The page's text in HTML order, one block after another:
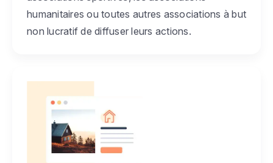
humanitaires ou toutes autres associations à but
non lucratif de diffuser leurs actions.